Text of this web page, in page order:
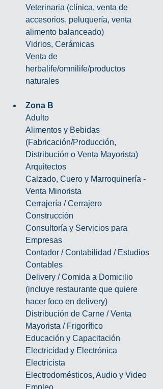
Veterinaria (clínica, venta de
accesorios, peluquería, venta
alimento balanceado)
Vidrios, Cerámicas
Venta de
herbalife/omnilife/productos
naturales
Zona B
Adulto
Alimentos y Bebidas
(Fabricación/Producción,
Distribución o Venta Mayorista)
Arquitectos
Calzado, Cuero y Marroquinería -
Venta Minorista
Cerrajería / Cerrajero
Construcción
Consultoría y Servicios para
Empresas
Contador / Contabilidad / Estudios
Contables
Delivery / Comida a Domicilio
(incluye restaurante que quiere
hacer foco en delivery)
Distribución de Carne / Venta
Mayorista / Frigorífico
Educación y Capacitación
Electricidad y Electrónica
Electricista
Electrodomésticos, Audio y Video
Empleo